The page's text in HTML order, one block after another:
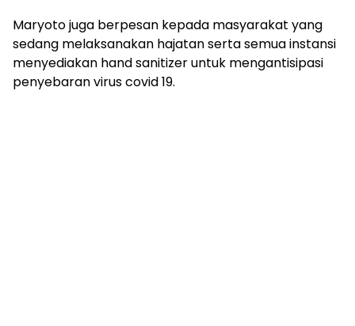
Maryoto juga berpesan kepada masyarakat yang
sedang melaksanakan hajatan serta semua instansi
menyediakan hand sanitizer untuk mengantisipasi
penyebaran virus covid 19.